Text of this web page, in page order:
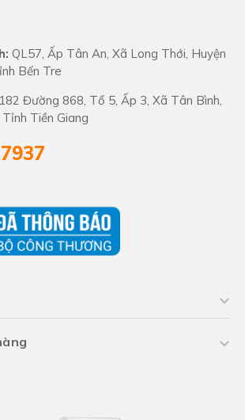
QL57, Ấp Tân An, Xã Long Thới, Huyện
Bến Tre
182 Đường 868, Tổ 5, Ấp 3, Xã Tân Bình,
Tiền Giang